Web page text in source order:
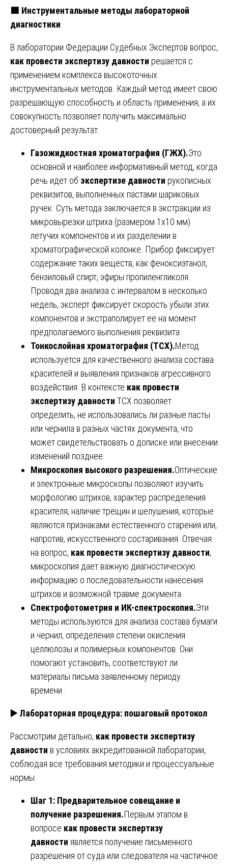
🟩 Инструментальные методы лабораторной
диагностики
В лаборатории Федерации Судебных Экспертов вопрос,
как провести экспертизу давности решается с
применением комплекса высокоточных
инструментальных методов. Каждый метод имеет свою
разрешающую способность и область применения, а их
совокупность позволяет получить максимально
достоверный результат.
Газожидкостная хроматография (ГЖХ).Это
основной и наиболее информативный метод, когда
речь идет об экспертизе давности рукописных
реквизитов, выполненных пастами шариковых
ручек. Суть метода заключается в экстракции из
микровырезки штриха (размером 1х10 мм)
летучих компонентов и их разделении в
хроматографической колонке. Прибор фиксирует
содержание таких веществ, как феноксиэтанол,
бензиловый спирт, эфиры пропиленгликоля.
Проводя два анализа с интервалом в несколько
недель, эксперт фиксирует скорость убыли этих
компонентов и экстраполирует ее на момент
предполагаемого выполнения реквизита .
Тонкослойная хроматография (ТСХ).Метод
используется для качественного анализа состава
красителей и выявления признаков агрессивного
воздействия. В контексте как провести
экспертизу давности ТСХ позволяет
определить, не использовались ли разные пасты
или чернила в разных частях документа, что
может свидетельствовать о дописке или внесении
изменений позднее.
Микроскопия высокого разрешения.Оптические
и электронные микроскопы позволяют изучить
морфологию штрихов, характер распределения
красителя, наличие трещин и шелушения, которые
являются признаками естественного старения или,
напротив, искусственного состаривания. Отвечая
на вопрос, как провести экспертизу давности,
микроскопия дает важную диагностическую
информацию о последовательности нанесения
штрихов и возможной травме документа.
Спектрофотометрия и ИК-спектроскопия.Эти
методы используются для анализа состава бумаги
и чернил, определения степени окисления
целлюлозы и полимерных компонентов. Они
помогают установить, соответствуют ли
материалы письма заявленному периоду
времени .
▶️Лабораторная процедура: пошаговый протокол
Рассмотрим детально, как провести экспертизу
давности в условиях аккредитованной лаборатории,
соблюдая все требования методики и процессуальные
нормы.
Шаг 1: Предварительное совещание и
получение разрешения.Первым этапом в
вопросе как провести экспертизу
давности является получение письменного
разрешения от суда или следователя на частичное